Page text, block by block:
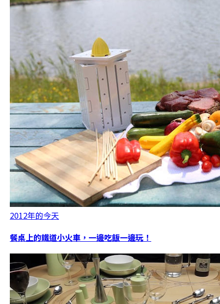
2012年的今天
餐桌上的鐵道小火車，一邊吃飯一邊玩！